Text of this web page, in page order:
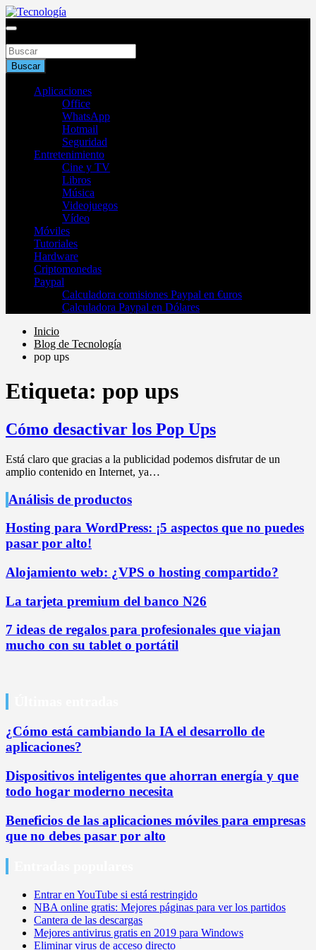
Saltar
al
Tecnología
Buscar
Aplicaciones
Office
WhatsApp
Hotmail
Seguridad
Entretenimiento
Cine y TV
Libros
Música
Videojuegos
Vídeo
Móviles
Tutoriales
Hardware
Criptomonedas
Paypal
Calculadora comisiones Paypal en €uros
Calculadora Paypal en Dólares
Inicio
Blog de Tecnología
pop ups
Etiqueta: pop ups
Cómo desactivar los Pop Ups
Está claro que gracias a la publicidad podemos disfrutar de un
amplio contenido en Internet, ya…
Análisis de productos
Hosting para WordPress: ¡5 aspectos que no puedes
pasar por alto!
Alojamiento web: ¿VPS o hosting compartido?
La tarjeta premium del banco N26
7 ideas de regalos para profesionales que viajan
mucho con su tablet o portátil
¿Cómo está cambiando la IA el desarrollo de
aplicaciones?
Dispositivos inteligentes que ahorran energía y que
todo hogar moderno necesita
Beneficios de las aplicaciones móviles para empresas
que no debes pasar por alto
Entrar en YouTube si está restringido
NBA online gratis: Mejores páginas para ver los partidos
Cantera de las descargas
Mejores antivirus gratis en 2019 para Windows
Eliminar virus de acceso directo